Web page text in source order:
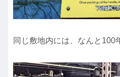
同じ敷地内には、なんと100